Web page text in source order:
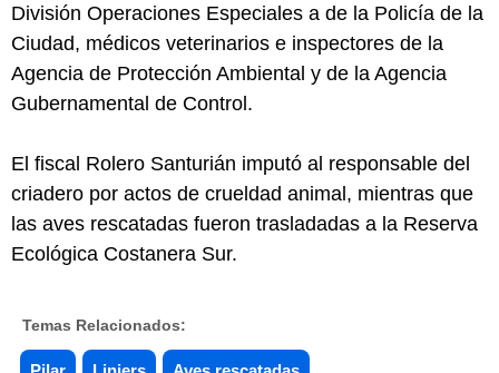
División Operaciones Especiales a de la Policía de la
Ciudad, médicos veterinarios e inspectores de la
Agencia de Protección Ambiental y de la Agencia
Gubernamental de Control.
El fiscal Rolero Santurián imputó al responsable del
criadero por actos de crueldad animal, mientras que
las aves rescatadas fueron trasladadas a la Reserva
Ecológica Costanera Sur.
Temas Relacionados: